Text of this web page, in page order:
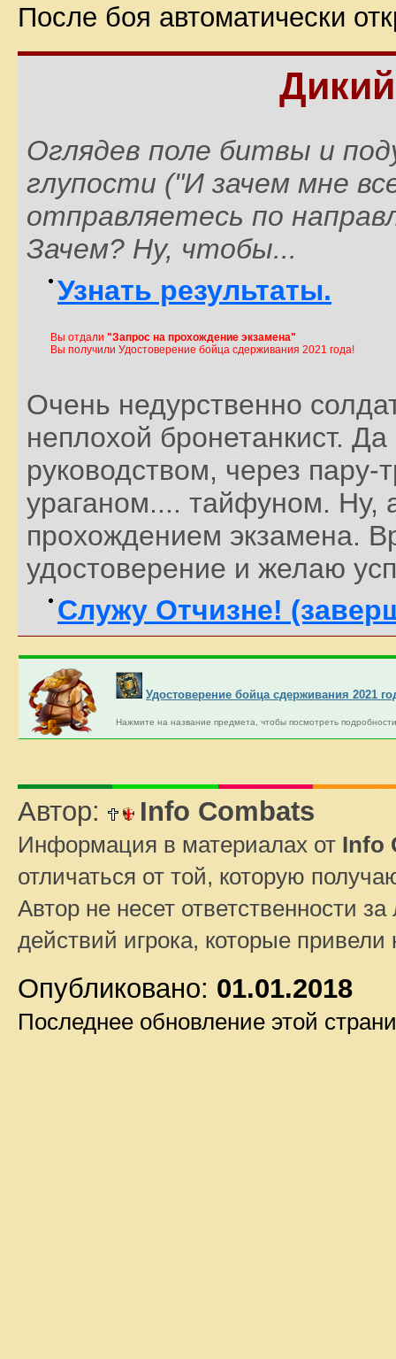
После боя автоматически
Оглядев поле битвы и
глупости ("И зачем мне
отправляетесь по
Зачем? Ну, чтобы...
Узнать результаты.
Вы отдали "Запрос на прохождение экзамена"
Вы получили Удостоверение бойца сдерживания 2021 года!
Очень недурственно
неплохой бронетанкист.
руководством, через
ураганом.... тайфуном. Ну,
прохождением экзамена.
удостоверение и желаю
Служу Отчизне!
Удостоверение бойца сдерживания 2021
Нажмите на название предмета, чтобы посмотреть
Автор: Info Combats
Информация в материалах от Info
отличаться от той, которую
Автор не несет ответственности
действий игрока, которые
Опубликовано: 01.01.2018
Последнее обновление этой